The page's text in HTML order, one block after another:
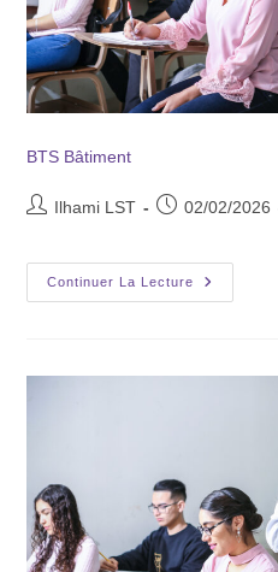
BTS Bâtiment
Ilhami LST 02/02/2026
Continuer La Lecture